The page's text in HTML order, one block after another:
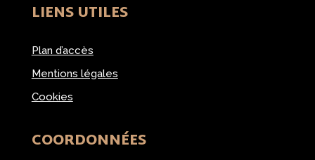
LIENS UTILES
Plan d’accès
Mentions légales
Cookies
COORDONNÉES